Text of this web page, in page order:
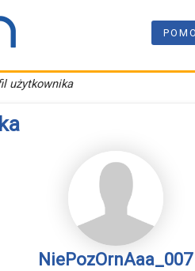
użytkownika
NiePozOrnAaa_007